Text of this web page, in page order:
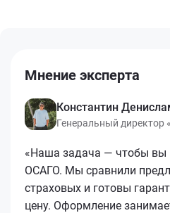
Мнение эксперта
Константин
Генеральный директор
«Наша задача — чтобы вы
ОСАГО. Мы сравнили
страховых и готовы
цену. Оформление